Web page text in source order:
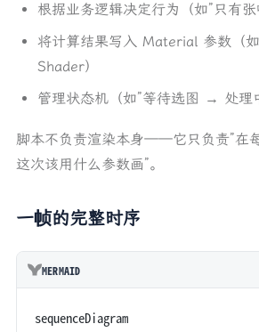
根据业务逻辑决定行为（如”只有张
将计算结果写入 Material 参数（
Shader）
管理状态机（如”等待选图 → 处理
脚本不负责渲染本身——它只负责”在
这次该用什么参数画”。
一帧的完整时序
MERMAID
sequenceDiagram